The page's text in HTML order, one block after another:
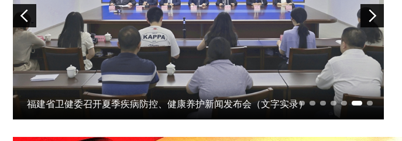
福建省卫健委召开夏季疾病防控、健康养护新闻发布会（文字实录）